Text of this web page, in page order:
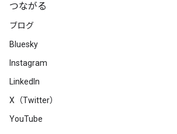
つながる
ブログ
Bluesky
Instagram
LinkedIn
X（Twitter）
YouTube